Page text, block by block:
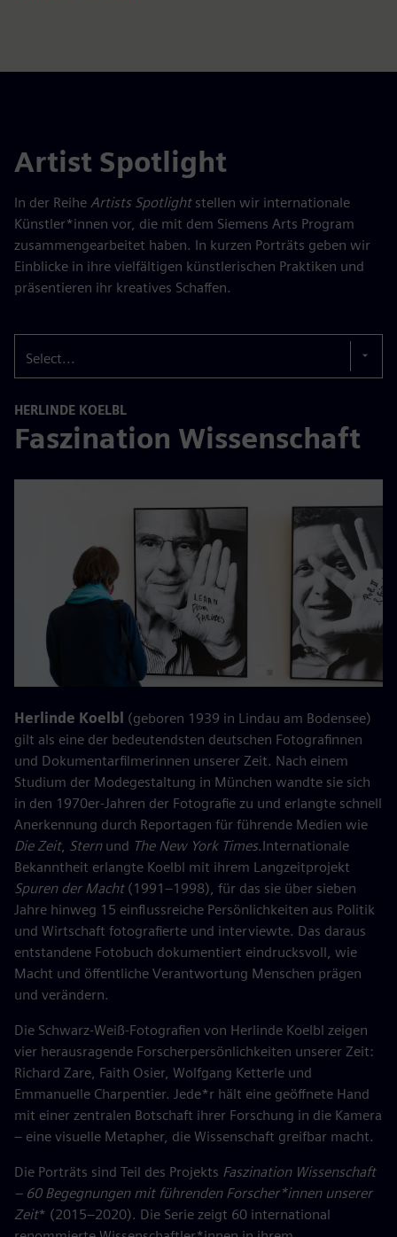
Artist Spotlight
In der Reihe Artists Spotlightstellen wir internationale
Künstler*innen vor, die mit dem Siemens Arts Program
zusammengearbeitet haben. In kurzen Porträts geben wir
Einblicke in ihre vielfältigen künstlerischen Praktiken und
präsentieren ihr kreatives Schaffen.
Select...
HERLINDE KOELBL
Faszination Wissenschaft
Herlinde Koelbl (geboren 1939 in Lindau am Bodensee)
gilt als eine der bedeutendsten deutschen Fotografinnen
und Dokumentarfilmerinnen unserer Zeit. Nach einem
Studium der Modegestaltung in München wandte sie sich
in den 1970er-Jahren der Fotografie zu und erlangte schnell
Anerkennung durch Reportagen für führende Medien wie
Die Zeit, Sternund The New York Times.Internationale
Bekanntheit erlangte Koelbl mit ihrem Langzeitprojekt
Spuren der Macht(1991–1998), für das sie über sieben
Jahre hinweg 15 einflussreiche Persönlichkeiten aus Politik
und Wirtschaft fotografierte und interviewte. Das daraus
entstandene Fotobuch dokumentiert eindrucksvoll, wie
Macht und öffentliche Verantwortung Menschen prägen
und verändern.
Die Schwarz-Weiß-Fotografien von Herlinde Koelbl zeigen
vier herausragende Forscherpersönlichkeiten unserer Zeit:
Richard Zare, Faith Osier, Wolfgang Ketterle und
Emmanuelle Charpentier. Jede*r hält eine geöffnete Hand
mit einer zentralen Botschaft ihrer Forschung in die Kamera
– eine visuelle Metapher, die Wissenschaft greifbar macht.
Die Porträts sind Teil des Projekts Faszination Wissenschaft
– 60 Begegnungen mit führenden Forscher*innen unserer
Zeit* (2015–2020). Die Serie zeigt 60 international